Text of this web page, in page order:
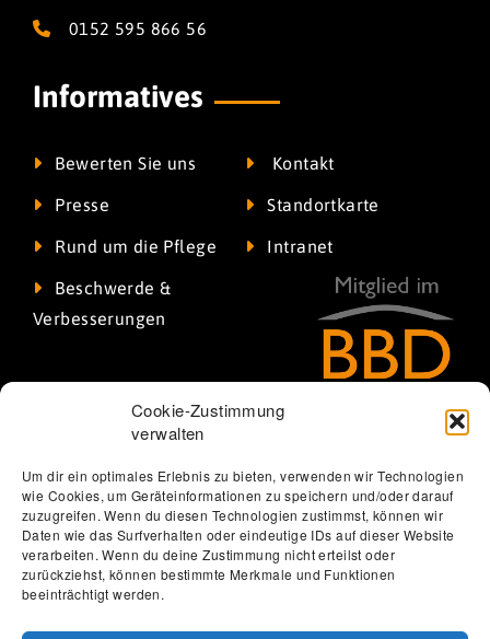
Cookie-Zustimmung
verwalten
Um dir ein optimales Erlebnis zu bieten, verwenden wir Technologien
wie Cookies, um Geräteinformationen zu speichern und/oder darauf
zuzugreifen. Wenn du diesen Technologien zustimmst, können wir
Daten wie das Surfverhalten oder eindeutige IDs auf dieser Website
verarbeiten. Wenn du deine Zustimmung nicht erteilst oder
zurückziehst, können bestimmte Merkmale und Funktionen
beeinträchtigt werden.
0152 595 866 56
Informatives
Bewerten Sie uns Kontakt
Presse Standortkarte
Rund um die Pflege Intranet
Beschwerde &
Verbesserungen
Thomas Löbel | The Web Designer
Datenschutzerklärung